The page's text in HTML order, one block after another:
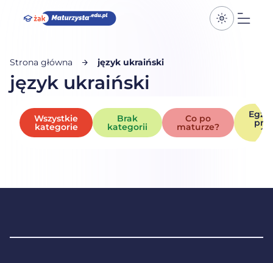
Przełącz
Strona główna język ukraiński
język ukraiński
Wszystkie
kategorie
Brak
kategorii
Co po
maturze?